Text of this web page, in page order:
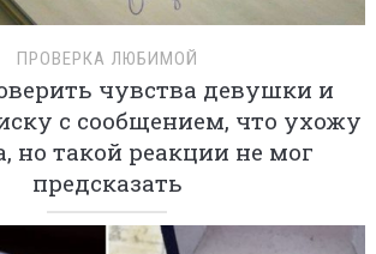
ПРОВЕРКА ЛЮБИМОЙ
чувства девушки и
с сообщением, что ухожу
но такой реакции не мог
предсказать